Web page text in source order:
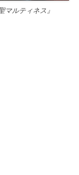
マルティネス』